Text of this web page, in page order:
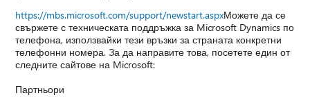
https://mbs.microsoft.com/support/newstart.aspxМожете да се
свържете с техническата поддръжка за Microsoft Dynamics по
телефона, използвайки тези връзки за страната конкретни
телефонни номера. За да направите това, посетете един от
следните сайтове на Microsoft:
Партньори